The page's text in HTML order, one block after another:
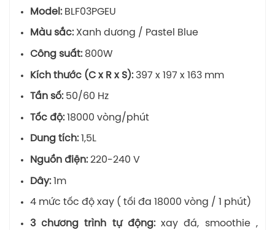
Model:BLF03PGEU
Màu sắc:Xanh dương / Pastel Blue
Công suất:800W
Kích thước (C x R x S):397 x 197 x 163 mm
Tần số:50/60 Hz
Tốc độ:18000 vòng/phút
Dung tích:1,5L
Nguồn điện:220-240 V
Dây:1m
4 mức tốc độ xay ( tối đa 18000 vòng / 1 phút)
3 chương trình tự động:xay đá, smoothie ,